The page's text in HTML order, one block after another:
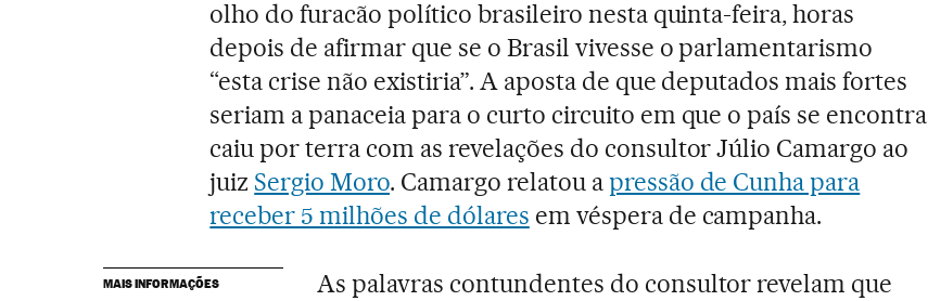
olho do furacão político brasileiro nesta quinta-feira, horas
depois de afirmar que se o Brasil vivesse o parlamentarismo
“esta crise não existiria”. A aposta de que deputados mais fortes
seriam a panaceia para o curto circuito em que o país se encontra
caiu por terra com as revelações do consultor Júlio Camargo ao
juiz Sergio Moro. Camargo relatou apressão de Cunha para
receber 5 milhões de dólares em véspera de campanha.
MAIS INFORMAÇÕES
As palavras contundentes do consultor revelam que